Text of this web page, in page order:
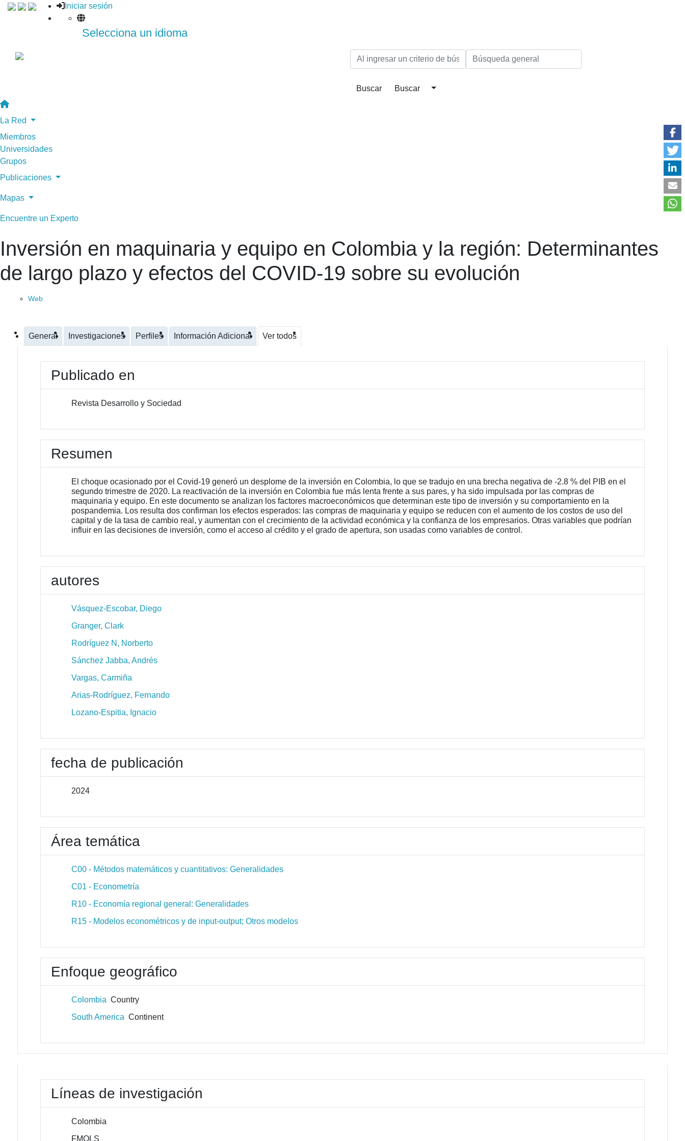
Iniciar sesión
Selecciona un idioma
La Red
Miembros
Universidades
Grupos
Publicaciones
Mapas
Encuentre un Experto
Inversión en maquinaria y equipo en Colombia y la región: Determinantes
de largo plazo y efectos del COVID-19 sobre su evolución
Web
General Investigaciones Perfiles Información Adicional Ver todos
Publicado en
Revista Desarrollo y Sociedad
Resumen
El choque ocasionado por el Covid-19 generó un desplome de la inversión en Colombia, lo que se tradujo en una brecha negativa de -2.8 % del PIB en el
segundo trimestre de 2020. La reactivación de la inversión en Colombia fue más lenta frente a sus pares, y ha sido impulsada por las compras de
maquinaria y equipo. En este documento se analizan los factores macroeconómicos que determinan este tipo de inversión y su comportamiento en la
pospandemia. Los resulta dos confirman los efectos esperados: las compras de maquinaria y equipo se reducen con el aumento de los costos de uso del
capital y de la tasa de cambio real, y aumentan con el crecimiento de la actividad económica y la confianza de los empresarios. Otras variables que podrían
influir en las decisiones de inversión, como el acceso al crédito y el grado de apertura, son usadas como variables de control.
autores
Vásquez-Escobar, Diego
Granger, Clark
Rodríguez N, Norberto
Sánchez Jabba, Andrés
Vargas, Carmiña
Arias-Rodríguez, Fernando
Lozano-Espitia, Ignacio
fecha de publicación
2024
Área temática
C00 - Métodos matemáticos y cuantitativos: Generalidades
C01 - Econometría
R10 - Economía regional general: Generalidades
R15 - Modelos econométricos y de input-output; Otros modelos
Enfoque geográfico
Colombia Country
South America Continent
Líneas de investigación
Colombia
FMOLS